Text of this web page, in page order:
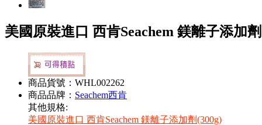
美國原裝進口 西肯Seachem 鎂離子添加
商品貨號：WHL002262
商品品牌： Seachem西肯
其他規格:
美國原裝進口 西肯Seachem 鎂離子添加劑(300g)